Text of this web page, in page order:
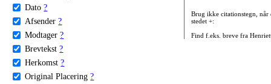
Dato ?
Afsender ?
Modtager ?
Brevtekst ?
Herkomst ?
Original Placering ?
Brug ikke citationstegn, når
stedet +:
Find f.eks. breve fra